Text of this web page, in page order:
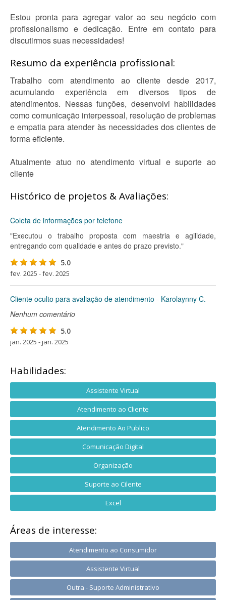
Estou pronta para agregar valor ao seu negócio com
profissionalismo e dedicação. Entre em contato para
discutirmos suas necessidades!
Resumo da experiência profissional:
Trabalho com atendimento ao cliente desde 2017,
acumulando experiência em diversos tipos de
atendimentos. Nessas funções, desenvolvi habilidades
como comunicação interpessoal, resolução de problemas
e empatia para atender às necessidades dos clientes de
forma eficiente.
Atualmente atuo no atendimento virtual e suporte ao
cliente
Histórico de projetos & Avaliações:
Coleta de informações por telefone
"Executou o trabalho proposta com maestria e agilidade,
entregando com qualidade e antes do prazo previsto."
5.0
fev. 2025 - fev. 2025
Cliente oculto para avaliação de atendimento - Karolaynny C.
Nenhum comentário
5.0
jan. 2025 - jan. 2025
Habilidades:
Assistente Virtual
Atendimento ao Cliente
Atendimento Ao Publico
Comunicação Digital
Organização
Suporte ao Cilente
Excel
Áreas de interesse:
Atendimento ao Consumidor
Assistente Virtual
Outra - Suporte Administrativo